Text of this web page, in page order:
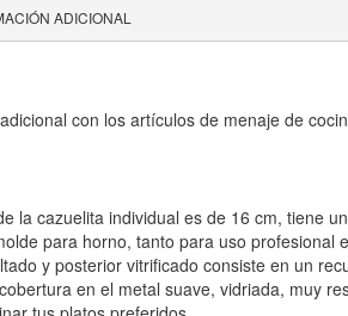
ADICIONAL
con los artículos de menaje de
la cazuelita individual es de 16 cm, tiene
para horno, tanto para uso
y posterior vitrificado consiste en un
en el metal suave, vidriada, muy